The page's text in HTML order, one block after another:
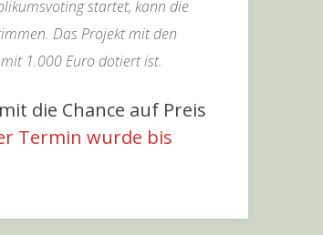
startet, kann die
Das Projekt mit den
1.000 Euro dotiert ist.
die Chance auf Preis
Termin wurde bis